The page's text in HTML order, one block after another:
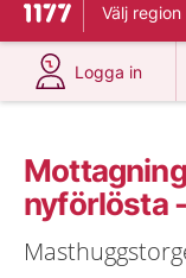
Till startsidan för
Välj region
Logga in
på 1177.se
nyförlösta